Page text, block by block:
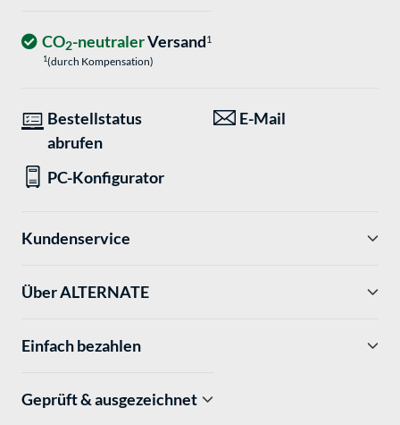
CO2-neutralerVersand1
1(durch Kompensation)
Bestellstatus
abrufen
E-Mail
PC-Konfigurator
Kundenservice
Über ALTERNATE
Einfach bezahlen
Geprüft & ausgezeichnet